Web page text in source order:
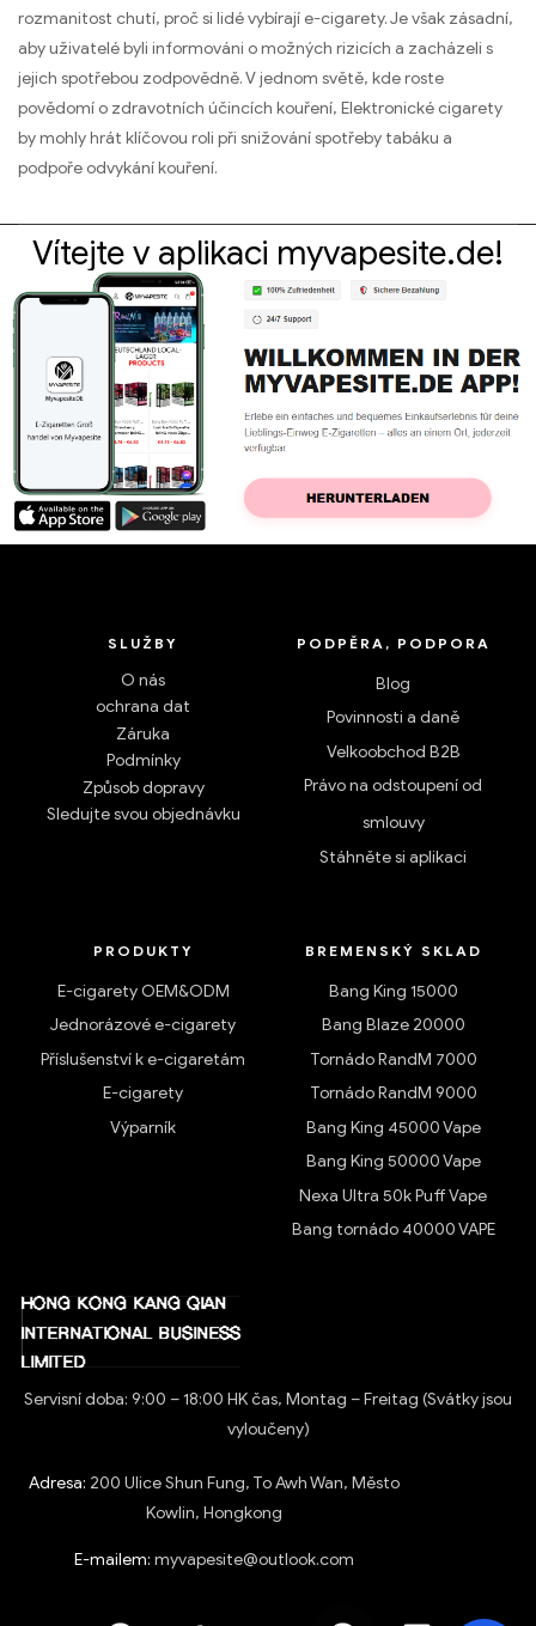
rozmanitost chutí, proč si lidé vybírají e-cigarety. Je však zásadní,
aby uživatelé byli informováni o možných rizicích a zacházeli s
jejich spotřebou zodpovědně. V jednom světě, kde roste
povědomí o zdravotních účincích kouření, Elektronické cigarety
by mohly hrát klíčovou roli při snižování spotřeby tabáku a
podpoře odvykání kouření.
Vítejte v aplikaci myvapesite.de!
SLUŽBY
O nás
ochrana dat
Záruka
Podmínky
Způsob dopravy
Sledujte svou objednávku
PODPĚRA, PODPORA
Blog
Povinnosti a daně
Velkoobchod B2B
Právo na odstoupení od
smlouvy
Stáhněte si aplikaci
PRODUKTY
E-cigarety OEM&ODM
Jednorázové e-cigarety
Příslušenství k e-cigaretám
E-cigarety
Výparník
BREMENSKÝ SKLAD
Bang King 15000
Bang Blaze 20000
Tornádo RandM 7000
Tornádo RandM 9000
Bang King 45000 Vape
Bang King 50000 Vape
Nexa Ultra 50k Puff Vape
Bang tornádo 40000 VAPE
Servisní doba: 9:00 – 18:00 HK čas, Montag – Freitag (Svátky jsou
vyloučeny)
Adresa: 200 Ulice Shun Fung, To Awh Wan, Město
Kowlin, Hongkong
E-mailem: myvapesite@outlook.com